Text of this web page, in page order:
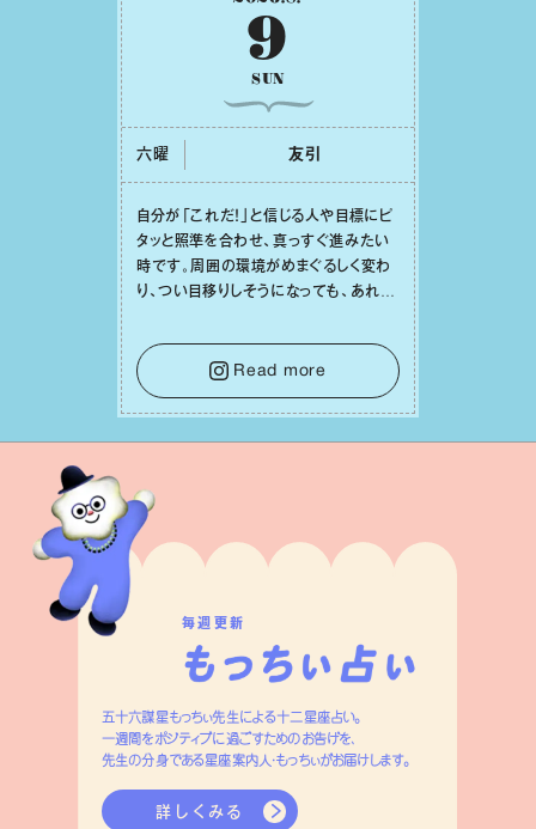
9
SUN
六曜 友引
⾃分が「これだ！」と信じる⼈や⽬標にピ
タッと照準を合わせ、真っすぐ進みたい
時です。周囲の環境がめまぐるしく変わ
り、つい⽬移りしそうになっても、あれこ
をそっと⼿放し、⽬の前のことに集中しま
しょう。そのブレない決意が、あなたにと
って有意義で安定した成果を引き寄せま
す。
Read more
毎週更新
五十六謀星もっちぃ先生による十二星座占い。
一週間をポジティブに過ごすためのお告げを、
先生の分身である星座案内人・もっちぃがお届けします。
詳しくみる